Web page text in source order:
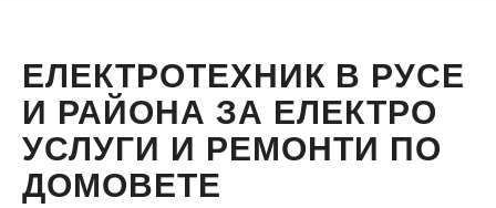
ЕЛЕКТРОТЕХНИК В РУСЕ
И РАЙОНА ЗА ЕЛЕКТРО
УСЛУГИ И РЕМОНТИ ПО
ДОМОВЕТЕ